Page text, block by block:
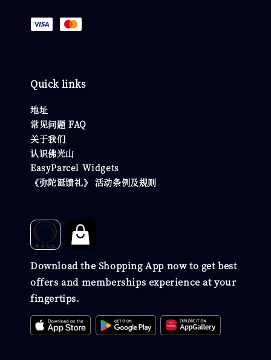
Quick links
地址
常见问题 FAQ
关于我们
认识佛光山
EasyParcel Widgets
《弥陀诞馈礼》 活动条例及规则
Download the Shopping App now to get best
offers and memberships experience at your
fingertips.